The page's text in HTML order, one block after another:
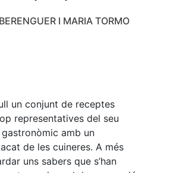
I MARIA TORMO
un conjunt de receptes
representatives del seu
amb un
de les cuineres. A més
uns sabers que s’han